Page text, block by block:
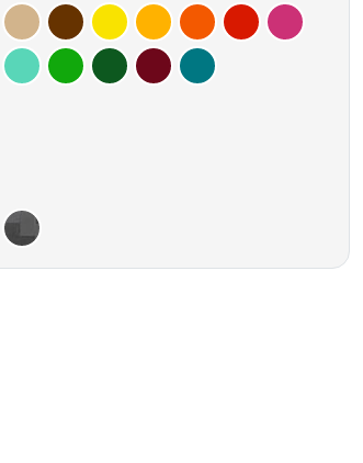
Beige Marron Jaune ClairJaune Foncé
OrangeRouge Fuchsia
Foncé
Bleu VertVert clairVert FoncéBordeauxTurquoise
Carbone Noir